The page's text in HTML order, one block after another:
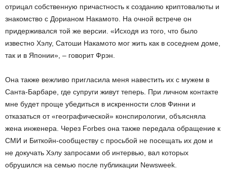
отрицал собственную причастность к созданию криптовалюты и
знакомство с Дорианом Накамото. На очной встрече он
придерживался той же версии. «Исходя из того, что было
известно Хэлу, Сатоши Накамото мог жить как в соседнем доме,
так и в Японии», – говорит Фрэн.
Она также вежливо пригласила меня навестить их с мужем в
Санта-Барбаре, где супруги живут теперь. При личном контакте
мне будет проще убедиться в искренности слов Финни и
отказаться от «географической» конспирологии, объясняла
жена инженера. Через Forbes она также передала обращение к
СМИ и Биткойн-сообществу с просьбой не посещать их дом и
не докучать Хэлу запросами об интервью, вал которых
обрушился на семью после публикации Newsweek.